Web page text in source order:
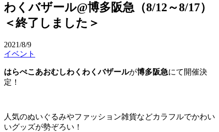
わくバザール@博多阪急（8/12～8/17）
＜終了しました＞
2021/8/9
イベント
はらぺこあおむしわくわくバザールが博多阪急にて開催決
定！
人気のぬいぐるみやファッション雑貨などカラフルでかわい
いグッズが勢ぞろい！